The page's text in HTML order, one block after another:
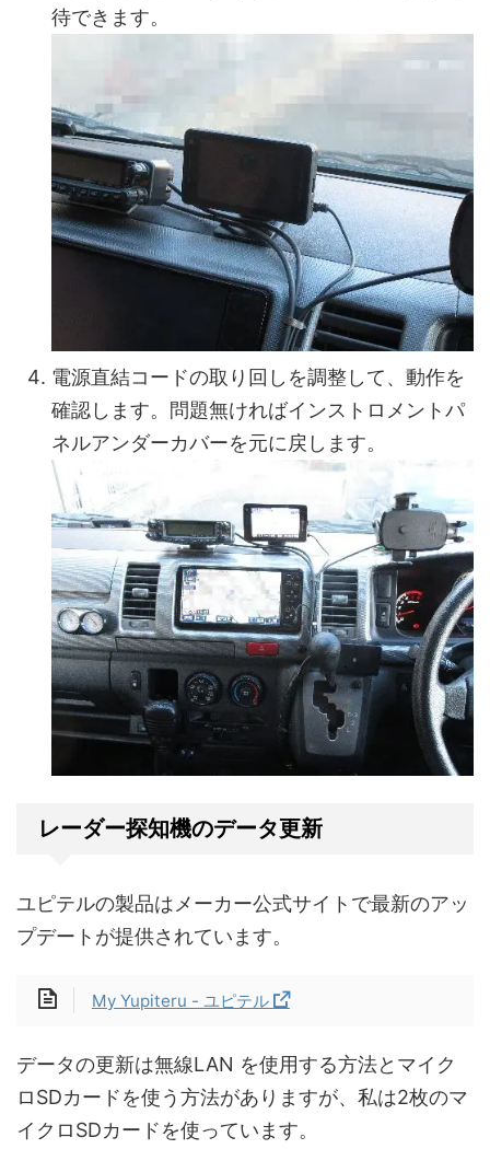
待できます。
電源直結コードの取り回しを調整して、動作を
確認します。問題無ければインストロメントパ
ネルアンダーカバーを元に戻します。
レーダー探知機のデータ更新
ユピテルの製品はメーカー公式サイトで最新のアッ
プデートが提供されています。
My Yupiteru - ユピテル
データの更新は無線LAN を使用する方法とマイク
ロSDカードを使う方法がありますが、私は2枚のマ
イクロSDカードを使っています。